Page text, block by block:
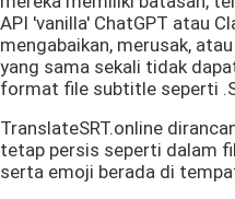
API 'vanilla' ChatGPT atau
mengabaikan, merusak,
yang sama sekali tidak
format file subtitle seperti
TranslateSRT.online
tetap persis seperti dalam
serta emoji berada di